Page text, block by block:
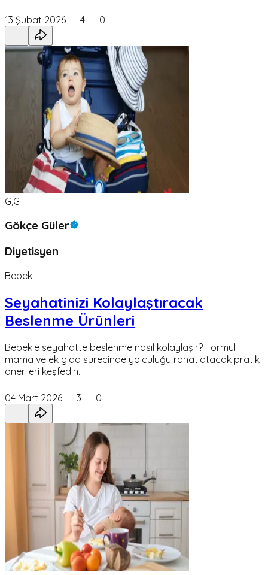
13 Şubat 2026 4 0
G,G
Gökçe Güler
Diyetisyen
Bebek
Seyahatinizi Kolaylaştıracak
Beslenme Ürünleri
Bebekle seyahatte beslenme nasıl kolaylaşır? Formül
mama ve ek gıda sürecinde yolculuğu rahatlatacak pratik
önerileri keşfedin.
04 Mart 2026 3 0